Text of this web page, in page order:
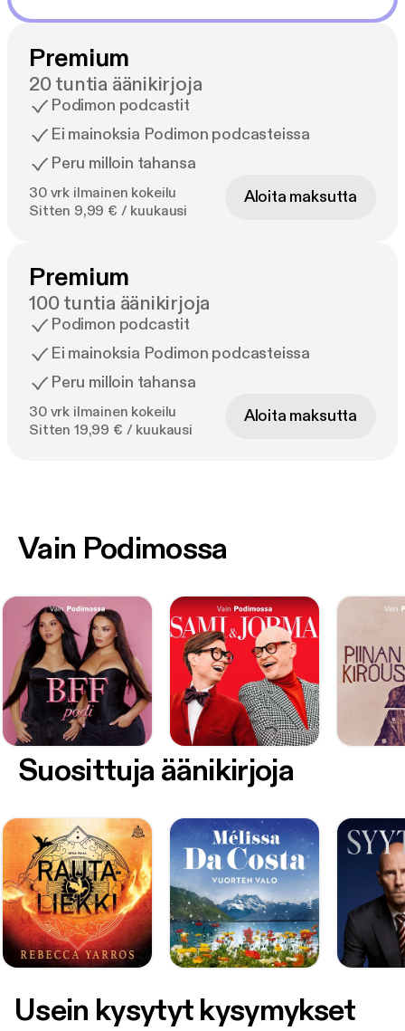
Premium
20 tuntia äänikirjoja
Podimon podcastit
Ei mainoksia Podimon podcasteissa
Peru milloin tahansa
30 vrk ilmainen kokeilu
Sitten 9,99 € / kuukausi
Aloita maksutta
Premium
100 tuntia äänikirjoja
Podimon podcastit
Ei mainoksia Podimon podcasteissa
Peru milloin tahansa
30 vrk ilmainen kokeilu
Sitten 19,99 € / kuukausi
Aloita maksutta
Vain Podimossa
Suosittuja äänikirjoja
Usein kysytyt kysymykset